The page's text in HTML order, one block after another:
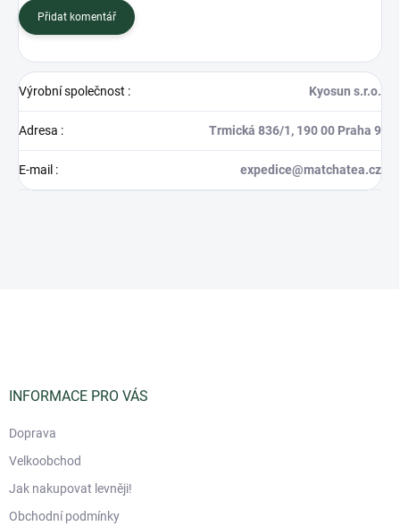
Přidat komentář
Výrobní společnost : Kyosun s.r.o.
Adresa : Trmická 836/1, 190 00 Praha 9
E-mail : expedice@matchatea.cz
INFORMACE PRO VÁS
Doprava
Velkoobchod
Jak nakupovat levněji!
Obchodní podmínky